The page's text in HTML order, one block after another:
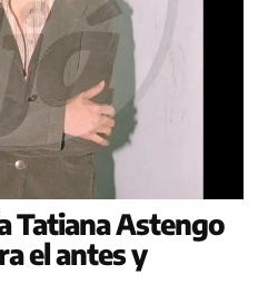
Tatiana Astengo
el antes y